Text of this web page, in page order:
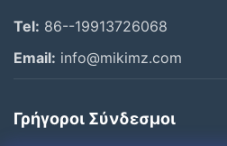
Tel: 86--19913726068
Email: info@mikimz.com
Γρήγοροι Σύνδεσμοι